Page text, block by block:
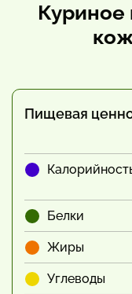
Пищевая
Белки
Жиры
Углеводы